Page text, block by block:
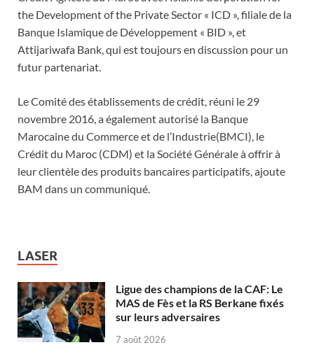
the Development of the Private Sector « ICD », filiale de la
Banque Islamique de Développement « BID », et
Attijariwafa Bank, qui est toujours en discussion pour un
futur partenariat.
Le Comité des établissements de crédit, réuni le 29
novembre 2016, a également autorisé la Banque
Marocaine du Commerce et de l’Industrie(BMCI), le
Crédit du Maroc (CDM) et la Société Générale à offrir à
leur clientèle des produits bancaires participatifs, ajoute
BAM dans un communiqué.
LASER
Ligue des champions de la CAF: Le
MAS de Fès et la RS Berkane fixés
sur leurs adversaires
7 août 2026